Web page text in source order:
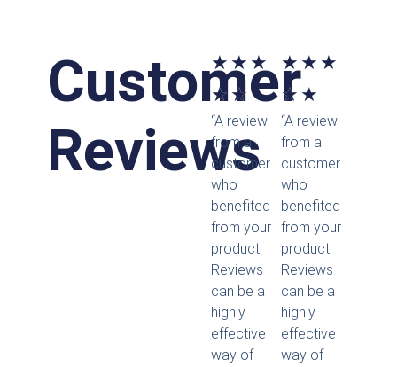
Customer
Reviews
★ ★ ★
★ ★
Bewertet
mit
5
von
“A review
from a
customer
who
benefited
from your
product.
Reviews
can be a
highly
effective
way of
★ ★ ★
★ ★
Bewertet
5
von
“A review
from a
customer
who
benefited
from your
product.
Reviews
can be a
highly
effective
way of